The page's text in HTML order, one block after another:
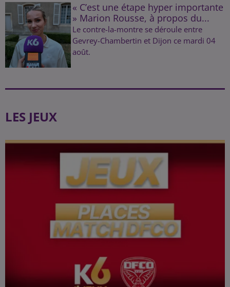
« C’est une étape hyper importante
» Marion Rousse, à propos du...
Le contre-la-montre se déroule entre
Gevrey-Chambertin et Dijon ce mardi 04
août.
LES JEUX